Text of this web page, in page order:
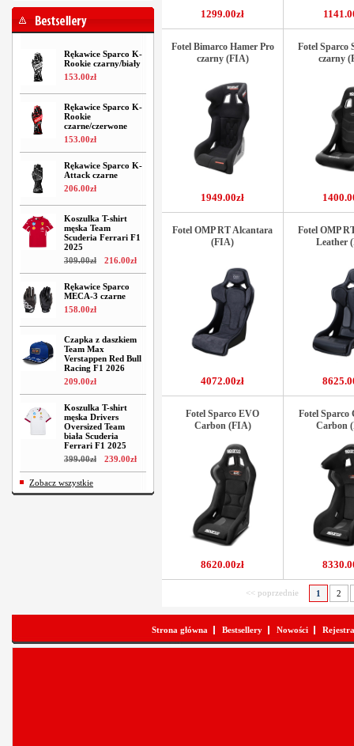
Rękawice Sparco K-
Rookie czarny/biały
153.00zł
Rękawice Sparco K-
Rookie
czarne/czerwone
153.00zł
Rękawice Sparco K-
Attack czarne
206.00zł
Koszulka T-shirt
męska Team
Scuderia Ferrari F1
2025
309.00zł 216.00zł
Rękawice Sparco
MECA-3 czarne
158.00zł
Czapka z daszkiem
Team Max
Verstappen Red Bull
Racing F1 2026
209.00zł
Koszulka T-shirt
męska Drivers
Oversized Team
biała Scuderia
Ferrari F1 2025
399.00zł 239.00zł
Zobacz wszystkie
1299.00zł
Fotel Bimarco Hamer Pro
czarny (FIA)
1949.00zł
Fotel Sparco
czarny
Fotel OMP RT Alcantara
(FIA)
4072.00zł
Fotel OMP
Leather
Fotel Sparco EVO
Carbon (FIA)
8620.00zł
Fotel
Carbon
<< poprzednie 1 2
Strona główna Bestsellery Nowości